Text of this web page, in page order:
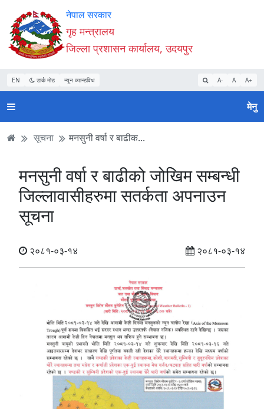
Accessibility
Mode
सुरु
गर्नुहोस्
सामाग्री
पढ्नुहाेस्
नेभिगेसन
पढ्नुहाेस्
वेबसाइट
खोजमा
जानुहोस्
नेपाल सरकार
गृह मन्त्रालय
जिल्ला प्रशासन कार्यालय, उदयपुर
EN डार्क मोड न्यून व्यान्डविथ A- A A+
मेनु
सूचना मनसुनी वर्षा र बाढीक...
मनसुनी वर्षा र बाढीको जोखिम सम्बन्धी
जिल्लावासीहरुमा सतर्कता अपनाउन
सूचना
२०८१-०३-१४ २०८१-०३-१४